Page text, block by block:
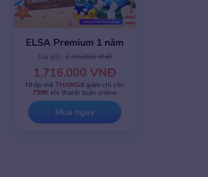
ELSA Premium 1 năm
Giá gốc: 2,745,000 VNĐ
1,716,000 VNĐ
Nhập mã THANG8giảm chỉ còn
799K khi thanh toán online
Mua ngay